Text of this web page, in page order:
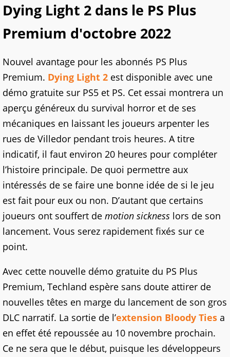
Dying Light 2 dans le PS Plus
Premium d'octobre 2022
Nouvel avantage pour les abonnés PS Plus
Premium. Dying Light 2 est disponible avec une
démo gratuite sur PS5 et PS. Cet essai montrera un
aperçu généreux du survival horror et de ses
mécaniques en laissant les joueurs arpenter les
rues de Villedor pendant trois heures. A titre
indicatif, il faut environ 20 heures pour compléter
l’histoire principale. De quoi permettre aux
intéressés de se faire une bonne idée de si le jeu
est fait pour eux ou non. D’autant que certains
joueurs ont souffert de motion sickness lors de son
lancement. Vous serez rapidement fixés sur ce
point.
Avec cette nouvelle démo gratuite du PS Plus
Premium, Techland espère sans doute attirer de
nouvelles têtes en marge du lancement de son gros
DLC narratif. La sortie de l’extension Bloody Ties a
en effet été repoussée au 10 novembre prochain.
Ce ne sera que le début, puisque les développeurs